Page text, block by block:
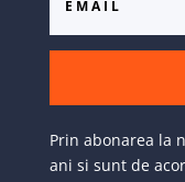
Prin abonarea la
ani si sunt de